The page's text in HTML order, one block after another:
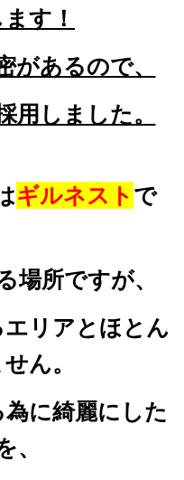
す！
があるので、
用しました。
ギルネスト で
場所ですが、
リアとほとん
ん。
に綺麗にした
、